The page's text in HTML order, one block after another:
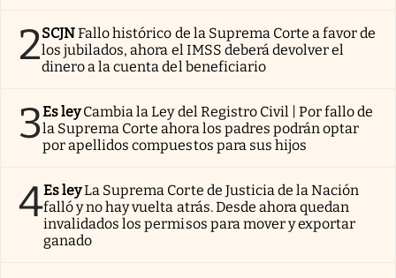
2SCJNFallo histórico de la Suprema Corte a favor de
los jubilados, ahora el IMSS deberá devolver el
dinero a la cuenta del beneficiario
3Es ley Cambia la Ley del Registro Civil | Por fallo de
la Suprema Corte ahora los padres podrán optar
por apellidos compuestos para sus hijos
4Es leyLa Suprema Corte de Justicia de la Nación
falló y no hay vuelta atrás. Desde ahora quedan
invalidados los permisos para mover y exportar
ganado